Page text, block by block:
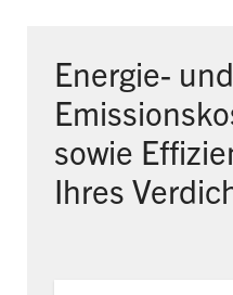
Energie- und
sowie
Ihres